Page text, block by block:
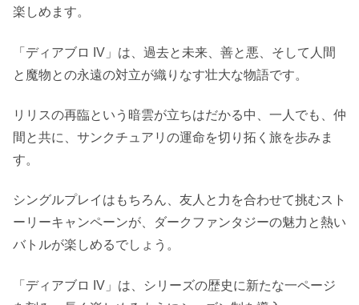
楽しめます。
「ディアブロ IV」は、過去と未来、善と悪、そして人間
と魔物との永遠の対立が織りなす壮大な物語です。
リリスの再臨という暗雲が立ちはだかる中、一人でも、仲
間と共に、サンクチュアリの運命を切り拓く旅を歩みま
す。
シングルプレイはもちろん、友人と力を合わせて挑むスト
ーリーキャンペーンが、ダークファンタジーの魅力と熱い
バトルが楽しめるでしょう。
「ディアブロ IV」は、シリーズの歴史に新たな一ページ